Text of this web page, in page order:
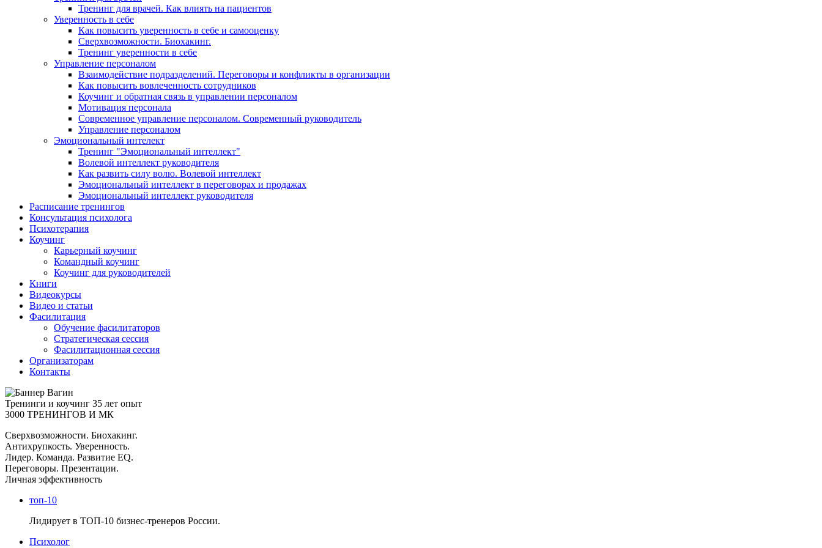
Тренинг для врачей. Как влиять на пациентов
Уверенность в себе
Как повысить уверенность в себе и самооценку
Сверхвозможности. Биохакинг.
Тренинг уверенности в себе
Управление персоналом
Взаимодействие подразделений. Переговоры и конфликты в организации
Как повысить вовлеченность сотрудников
Коучинг и обратная связь в управлении персоналом
Мотивация персонала
Современное управление персоналом. Современный руководитель
Управление персоналом
Эмоциональный интелект
Тренинг "Эмоциональный интеллект"
Волевой интеллект руководителя
Как развить силу волю. Волевой интеллект
Эмоциональный интеллект в переговорах и продажах
Эмоциональный интеллект руководителя
Расписание тренингов
Консультация психолога
Психотерапия
Коучинг
Карьерный коучинг
Командный коучинг
Коучинг для руководителей
Книги
Видеокурсы
Видео и статьи
Фасилитация
Обучение фасилитаторов
Стратегическая сессия
Фасилитационная сессия
Организаторам
Контакты
Тренинги и коучинг 35 лет опыт
3000 ТРЕНИНГОВ И МК
Сверхвозможности. Биохакинг.
Антихрупкость. Уверенность.
Лидер. Команда. Развитие EQ.
Переговоры. Презентации.
Личная эффективность
топ-10
Лидирует в ТОП-10 бизнес-тренеров России.
Психолог